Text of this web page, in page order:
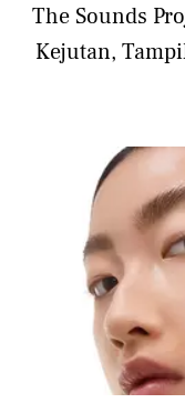
The Sounds
Kejutan,